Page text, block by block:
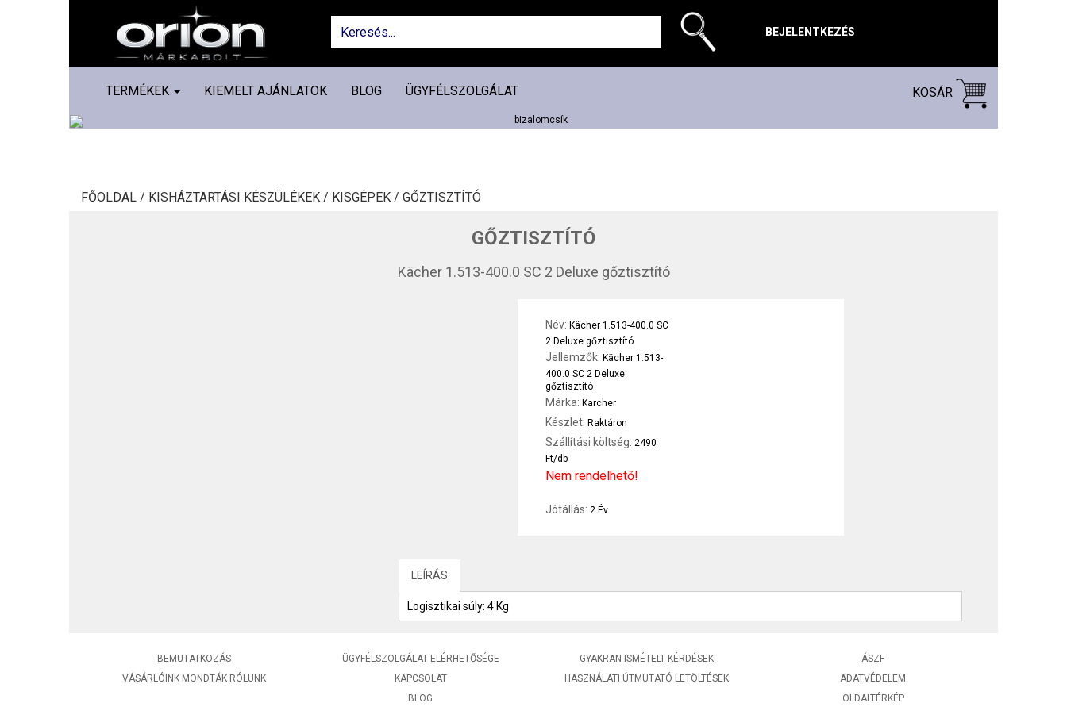
BEJELENTKEZÉS
TERMÉKEK KIEMELT AJÁNLATOK BLOG ÜGYFÉLSZOLGÁLAT KOSÁR
FŐOLDAL / KISHÁZTARTÁSI KÉSZÜLÉKEK / KISGÉPEK / GŐZTISZTÍTÓ
GŐZTISZTÍTÓ
Kächer 1.513-400.0 SC 2 Deluxe gőztisztító
Név: Kächer 1.513-400.0 SC
2 Deluxe gőztisztító
Jellemzők: Kächer 1.513-
400.0 SC 2 Deluxe
gőztisztító
Márka: Karcher
Készlet: Raktáron
Szállítási költség: 2490
Ft/db
Nem rendelhető!
Jótállás: 2 Év
LEÍRÁS
Logisztikai súly: 4 Kg
BEMUTATKOZÁS
VÁSÁRLÓINK MONDTÁK RÓLUNK
ÜGYFÉLSZOLGÁLAT ELÉRHETŐSÉGE
KAPCSOLAT
BLOG
GYAKRAN ISMÉTELT KÉRDÉSEK
HASZNÁLATI ÚTMUTATÓ LETÖLTÉSEK
ÁSZF
ADATVÉDELEM
OLDALTÉRKÉP